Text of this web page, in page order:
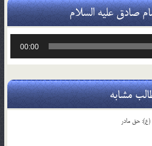
صادق علیه السلام
00:00
مشابه
(ع): حق مادر